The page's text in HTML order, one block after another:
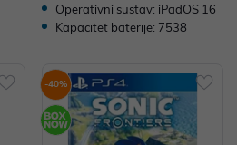
Operativni sustav: iPadOS 16
Kapacitet baterije: 7538
-40%